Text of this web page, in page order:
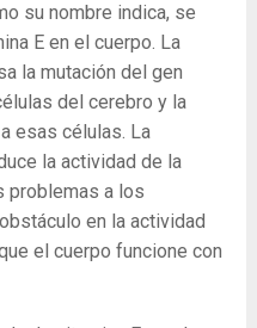
su nombre indica, se
E en el cuerpo. La
la mutación del gen
del cerebro y la
esas células. La
la actividad de la
problemas a los
en la actividad
el cuerpo funcione con